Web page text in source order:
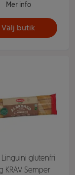
Mer info
Välj butik
Linguini glutenfri
KRAV Semper